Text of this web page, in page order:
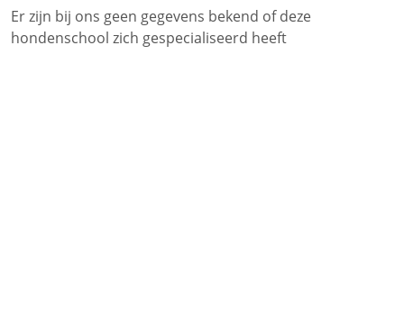
Er zijn bij ons geen gegevens bekend of deze
hondenschool zich gespecialiseerd heeft